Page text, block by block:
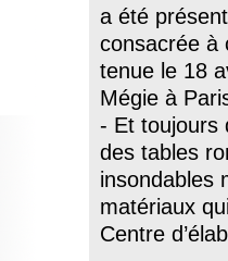
a été
consacrée à
tenue le 18
Mégie à
- Et
des tables
insondables
matériaux
Centre